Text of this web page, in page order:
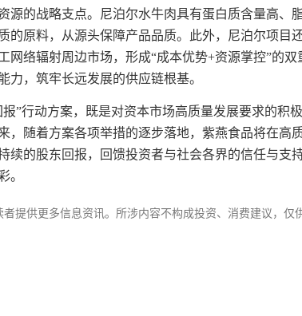
源的战略支点。尼泊尔水牛肉具有蛋白质含量高、
的原料，从源头保障产品品质。此外，尼泊尔项目
网络辐射周边市场，形成“成本优势+资源掌控”的双
力，筑牢长远发展的供应链根基。
”行动方案，既是对资本市场高质量发展要求的积极
，随着方案各项举措的逐步落地，紫燕食品将在高
续的股东回报，回馈投资者与社会各界的信任与支
。
提供更多信息资讯。所涉内容不构成投资、消费建议，仅